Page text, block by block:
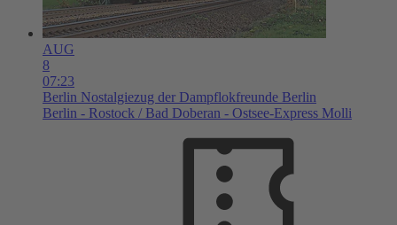
AUG
8
07:23
Berlin Nostalgiezug der Dampflokfreunde Berlin
Berlin - Rostock / Bad Doberan - Ostsee-Express Molli